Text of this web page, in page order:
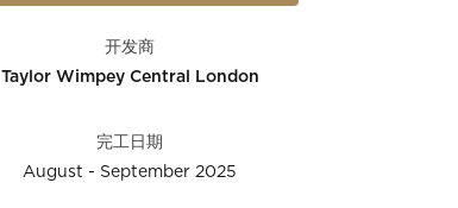
开发商
Taylor Wimpey Central London
完工日期
August - September 2025